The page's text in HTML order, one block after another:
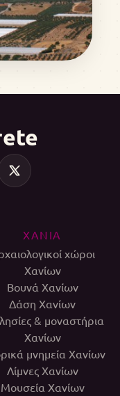
ΧΑΝΙΑ
χώροι
Χανίων
Βουνά Χανίων
Δάση Χανίων
& μοναστήρια
Χανίων
μνημεία Χανίων
Λίμνες Χανίων
Μουσεία Χανίων